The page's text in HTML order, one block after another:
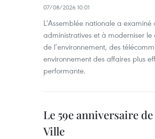
07/08/2026 10:01
L’Assemblée nationale a
administratives et à moderniser
de l’environnement, des
environnement des affaires plus
performante.
Le 59e anniversaire
Ville